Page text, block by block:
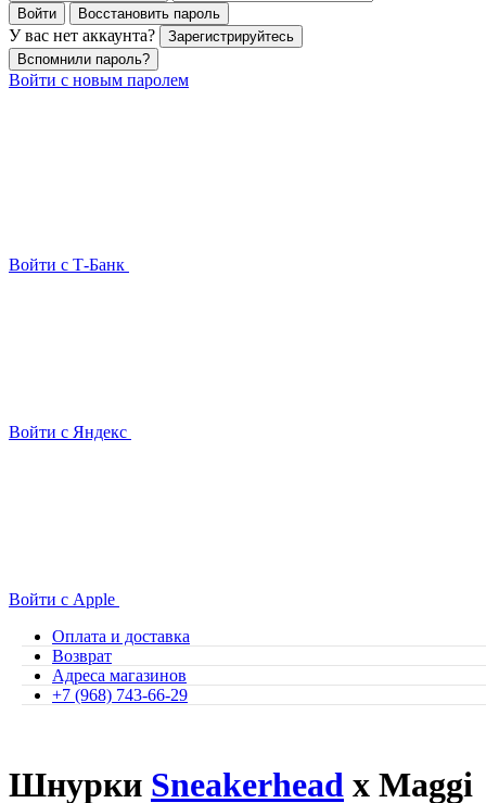
Войти
Восстановить пароль
У вас нет аккаунта?
Зарегистрируйтесь
Вспомнили пароль?
Войти с новым паролем
Войти с Т-Банк
Войти с Яндекс
Войти с Apple
Оплата и доставка
Возврат
Адреса магазинов
+7 (968) 743-66-29
Шнурки Sneakerhead x Maggi